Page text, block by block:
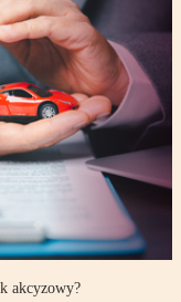
akcyzowy?